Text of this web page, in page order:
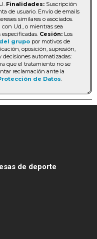
Finalidades: Suscripción
de usuario. Envío de emails
similares o asociados.
Ud., o mientras sea
Cesión: Los
grupo por motivos de
oposición, supresión,
automatizadas:
que el tratamiento no se
reclamación ante la
de Datos.
de deporte